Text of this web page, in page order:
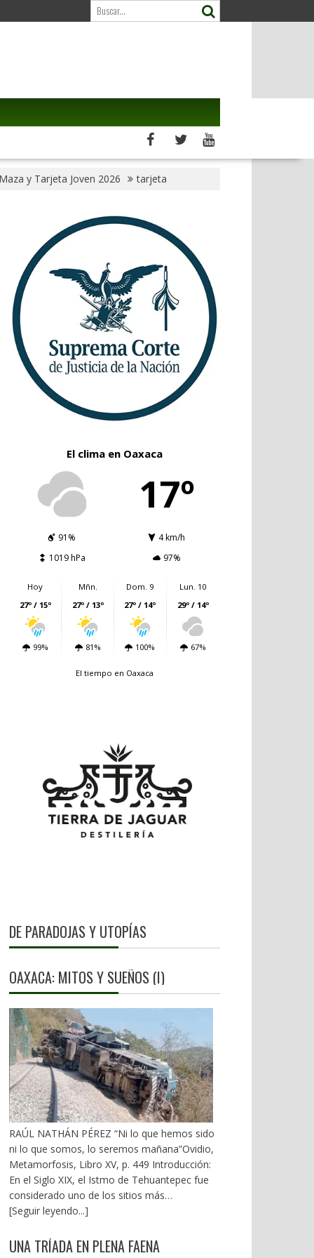
y Tarjeta Joven 2026 tarjeta
El clima en Oaxaca
17º
91%
4 km/h
1019 hPa
97%
Hoy
27º / 15º
99%
Mñn.
27º / 13º
81%
Dom. 9
27º / 14º
100%
Lun. 10
29º / 14º
67%
El tiempo en Oaxaca
DE PARADOJAS Y UTOPÍAS
OAXACA: MITOS Y SUEÑOS (I)
RAÚL NATHÁN PÉREZ “Ni lo que hemos sido
ni lo que somos, lo seremos mañana”Ovidio,
Metamorfosis, Libro XV, p. 449 Introducción:
En el Siglo XIX, el Istmo de Tehuantepec fue
considerado uno de los sitios más
estratégicos a nivel mundial. En la mira de los
emanados del PRI iniciaron una serie de
[Seguir leyendo...]
UNA TRÍADA EN PLENA FAENA